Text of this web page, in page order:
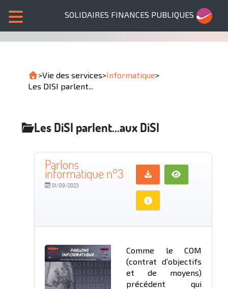
SOLIDAIRES FINANCES PUBLIQUES
>Vie des services>Informatique>
Les DISI parlent...
Les DiSI parlent...aux DiSI
Parlons
informatique n°3
01/09/2023
Comme le COM
(contrat d’objectifs
et de moyens)
précédent qui